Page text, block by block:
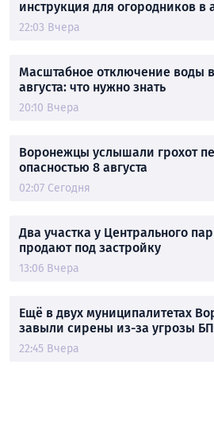
инструкция для огородников в
22:03 Вчера
Масштабное отключение воды
августа: что нужно знать
20:10 Вчера
Воронежцы услышали грохот
опасностью 8 августа
02:07 Сегодня
Два участка у Центрального
продают под застройку
13:06 Вчера
Ещё в двух муниципалитетах
завыли сирены из-за угрозы
22:45 Вчера